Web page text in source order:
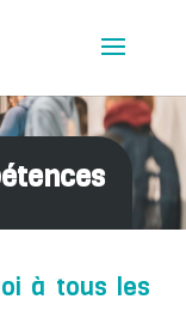
à tous les